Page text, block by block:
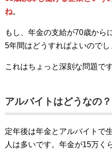
ね。
もし、年金の支給が70歳から
5年間はどうすればよいのでし
これはちょっと深刻な問題です
アルバイトはどうなの？
定年後は年金とアルバイトで
人は多いです。年金が15万く